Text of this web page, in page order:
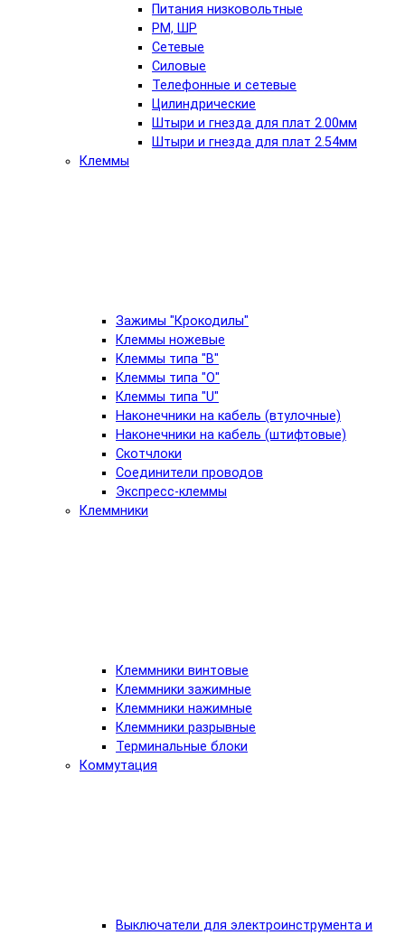
Питания низковольтные
РМ, ШР
Сетевые
Силовые
Телефонные и сетевые
Цилиндрические
Штыри и гнезда для плат 2.00мм
Штыри и гнезда для плат 2.54мм
Клеммы
Зажимы "Крокодилы"
Клеммы ножевые
Клеммы типа "B"
Клеммы типа "O"
Клеммы типа "U"
Наконечники на кабель (втулочные)
Наконечники на кабель (штифтовые)
Скотчлоки
Соединители проводов
Экспресс-клеммы
Клеммники
Клеммники винтовые
Клеммники зажимные
Клеммники нажимные
Клеммники разрывные
Терминальные блоки
Коммутация
Выключатели для электроинструмента и